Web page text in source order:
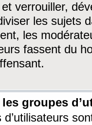
verrouiller,
les sujets
les
fassent du
groupes
d’utilisateurs